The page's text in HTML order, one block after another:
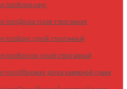
Блок-хаус
Доска сухая строганная
Брус сухой строганный
Брусок сухой строганный
Обрезная доска камерной сушки